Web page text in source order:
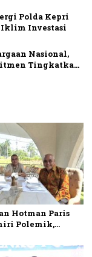
Polda Kepri
Iklim Investasi
Nasional,
Tingkatkan
Hotman Paris
Polemik,